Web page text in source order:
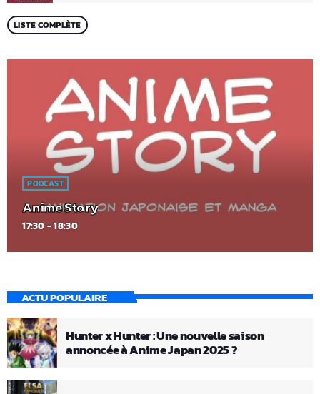
LISTE COMPLÈTE
PODCAST
Anime Story
17:30 - 18:30
ACTU POPULAIRE
Hunter x Hunter : Une nouvelle saison
annoncée à Anime Japan 2025 ?